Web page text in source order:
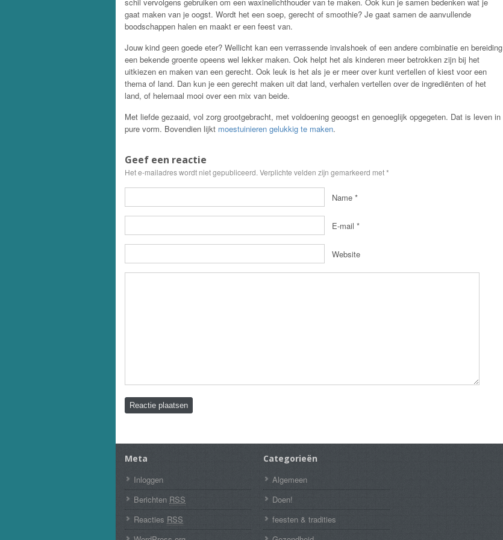
gaat maken van je oogst. Wordt het een soep, gerecht of smoothie? Je gaat samen de aanvullende
boodschappen halen en maakt er een feest van.
Jouw kind geen goede eter? Wellicht kan een verrassende invalshoek of een andere combinatie en bereiding
een bekende groente opeens wel lekker maken. Ook helpt het als kinderen meer betrokken zijn bij het
uitkiezen en maken van een gerecht. Ook leuk is het als je er meer over kunt vertellen of kiest voor een
thema of land. Dan kun je een gerecht maken uit dat land, verhalen vertellen over de ingrediënten of het
land, of helemaal mooi over een mix van beide.
Met liefde gezaaid, vol zorg grootgebracht, met voldoening geoogst en genoeglijk opgegeten. Dat is leven in
pure vorm. Bovendien lijkt moestuinieren gelukkig te maken.
Geef een reactie
Het e-mailadres wordt niet gepubliceerd. Verplichte velden zijn gemarkeerd met*
Name *
E-mail *
Website
Meta
Inloggen
Berichten RSS
Reacties RSS
Categorieën
Algemeen
Doen!
feesten & tradities